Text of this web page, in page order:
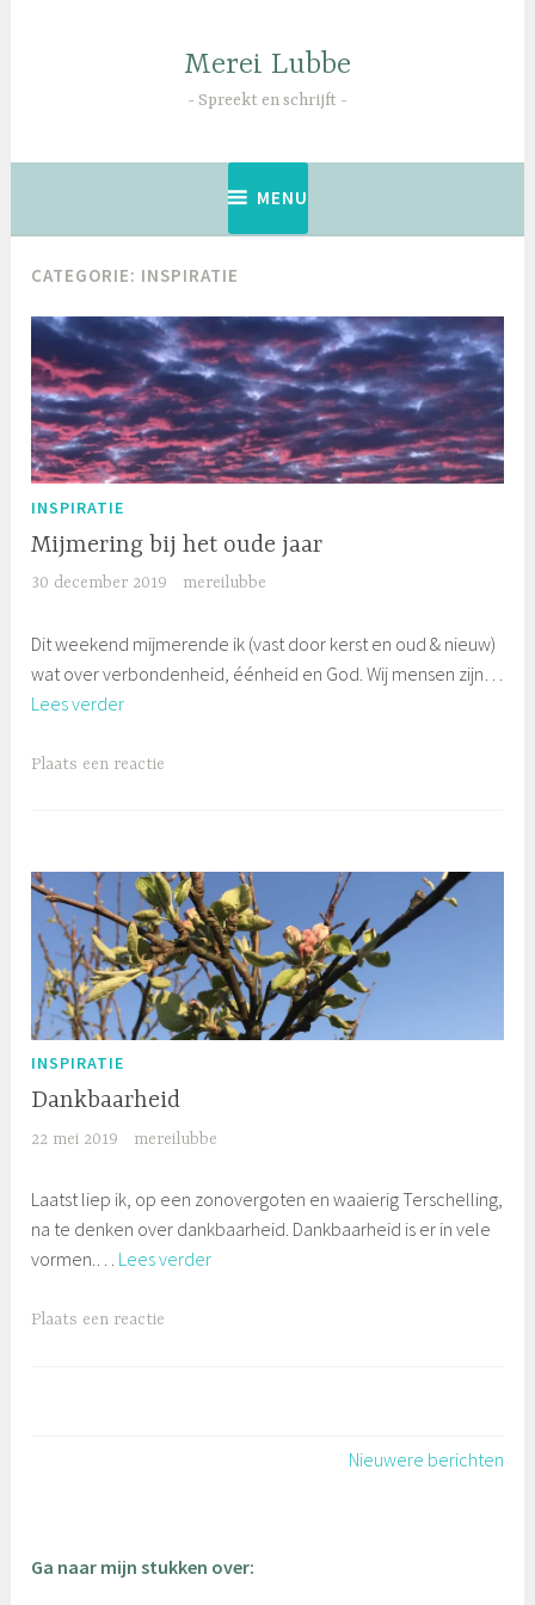
Merei Lubbe
Spreekt en schrijft
MENU
CATEGORIE: INSPIRATIE
INSPIRATIE
Mijmering bij het oude jaar
30 december 2019 mereilubbe
Dit weekend mijmerende ik (vast door kerst en oud & nieuw)
wat over verbondenheid, éénheid en God. Wij mensen zijn…
Lees verderMijmering
het
Plaats een reactie
INSPIRATIE
Dankbaarheid
22 mei 2019 mereilubbe
Laatst liep ik, op een zonovergoten en waaierig Terschelling,
na te denken over dankbaarheid. Dankbaarheid is er in vele
vormen.… Lees verderDankbaarheid
Plaats een reactie
Nieuwere berichten
Ga naar mijn stukken over: